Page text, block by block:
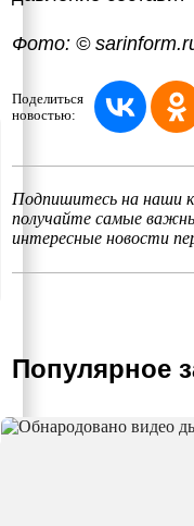
Фото: ©
Поделиться
новостью:
Подпишитесь на наши
получайте самые
интересные новости
Популярное